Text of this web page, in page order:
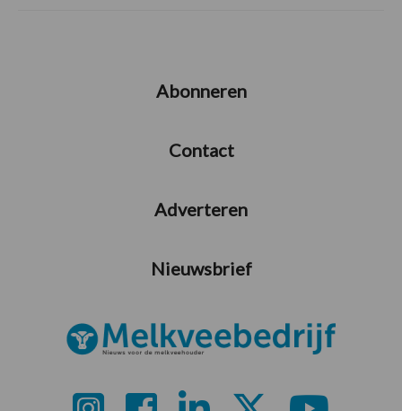
Abonneren
Contact
Adverteren
Nieuwsbrief